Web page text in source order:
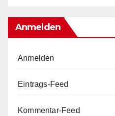
Anmelden
Anmelden
Eintrags-Feed
Kommentar-Feed